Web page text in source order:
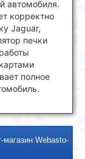
автомобиля.
корректно
Jaguar,
печки
полное
магазин Webasto-